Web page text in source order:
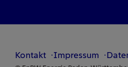
Kontakt Impressum